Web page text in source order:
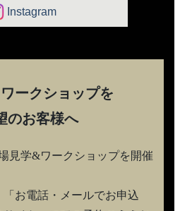
Instagram
ークショップを
のお客様へ
見学&ワークショップを開催
お電話・メールでお申込